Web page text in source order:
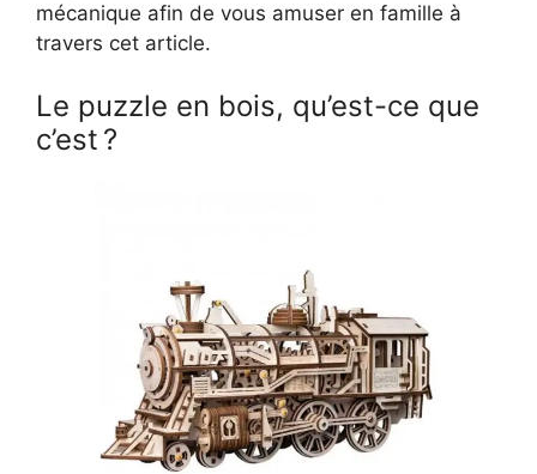
mécanique afin de vous amuser en famille à
travers cet article.
Le puzzle en bois, qu’est-ce que
c’est ?